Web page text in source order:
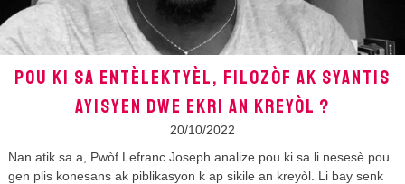
POU KI SA ENTÈLEKTYÈL, FILOZÒF AK SYANTIS
AYISYEN DWE EKRI AN KREYÒL ?
20/10/2022
Nan atik sa a, Pwòf Lefranc Joseph analize pou ki sa li nesesè pou
gen plis konesans ak piblikasyon k ap sikile an kreyòl. Li bay senk